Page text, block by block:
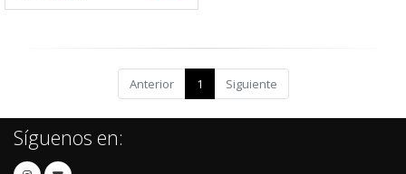
Anterior 1 Siguiente
Síguenos en: